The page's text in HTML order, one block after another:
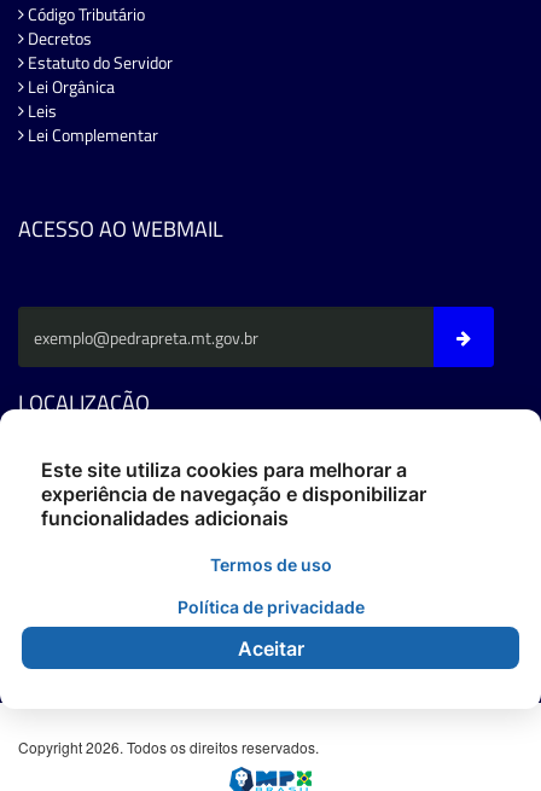
Código Tributário
Decretos
Estatuto do Servidor
Lei Orgânica
Leis
Lei Complementar
ACESSO AO WEBMAIL
LOCALIZAÇÃO
Av. Fernando C. Da Costa - CEP: 78795-000 - Pedra Preta/MT
Fone: (66) 3486-4400
ouvidoria@pedrapreta.mt.gov.br
Copyright 2026. Todos os direitos reservados.
Este site utiliza cookies para melhorar a
experiência de navegação e disponibilizar
funcionalidades adicionais
Termos de uso
Política de privacidade
Aceitar